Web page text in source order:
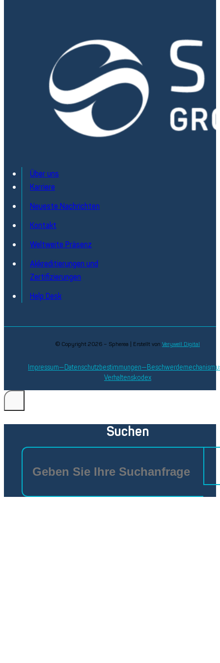
Über uns
Karriere
Neueste Nachrichten
Kontakt
Weltweite Präsenz
Akkreditierungen und
Zertifizierungen
Help Desk
© Copyright 2026 – Spherea | Erstellt von Verywell Digital
Impressum Datenschutzbestimmungen
Verhaltenskodex
Suchen